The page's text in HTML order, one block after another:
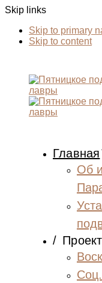
Skip links
Skip to primary
Skip to content
Главная
Об
/